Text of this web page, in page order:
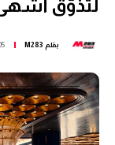
لتذوّق
بقلم M283 05 أغسطس